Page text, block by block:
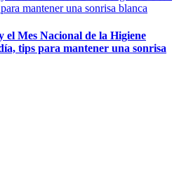
Mes Nacional de la Higiene
tips para mantener una sonrisa